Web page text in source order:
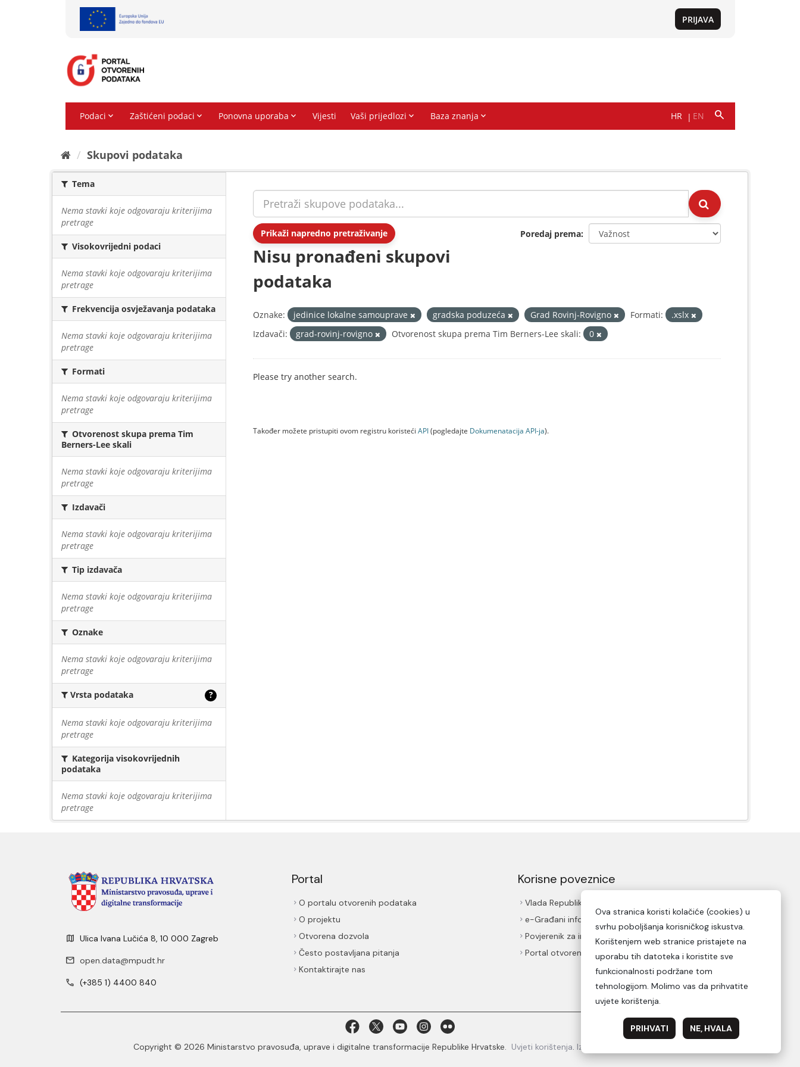
Skupovi podаtаkа
Tema
Nema stavki koje odgovaraju kriterijima
pretrage
Visokovrijedni podaci
Nema stavki koje odgovaraju kriterijima
pretrage
Frekvencija osvježavanja podataka
Nema stavki koje odgovaraju kriterijima
pretrage
Formati
Nema stavki koje odgovaraju kriterijima
pretrage
Otvorenost skupa prema Tim
Berners-Lee skali
Nema stavki koje odgovaraju kriterijima
pretrage
Izdavači
Nema stavki koje odgovaraju kriterijima
pretrage
Tip izdavača
Nema stavki koje odgovaraju kriterijima
pretrage
Oznake
Nema stavki koje odgovaraju kriterijima
pretrage
Vrsta podataka ?
Nema stavki koje odgovaraju kriterijima
pretrage
Kategorija visokovrijednih
podataka
Nema stavki koje odgovaraju kriterijima
pretrage
Prikaži napredno pretraživanje Poredaj prema
Nisu pronađeni skupovi
podataka
Oznake: jedinice lokalne samouprave gradska poduzeća Grad Rovinj-Rovigno Formati:
.xslx
Izdavači:
grad-rovinj-rovigno Otvorenost skupa prema Tim Berners-Lee skali: 0
Please try another search.
Također možete pristupiti ovom registru koristeći API(pogledajte Dokumenаtаcijа API-jа).